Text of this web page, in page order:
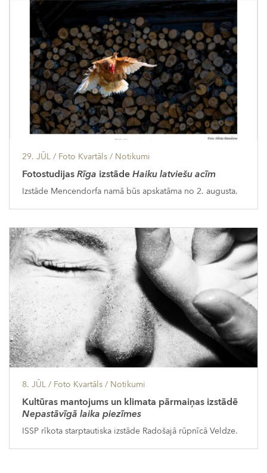
29. JŪL / Foto Kvartāls / Notikumi
FotostudijasRīga izstādeHaiku latviešu acīm
Izstāde Mencendorfa namā būs apskatāma no 2. augusta.
8. JŪL / Foto Kvartāls / Notikumi
Kultūras mantojums un klimata pārmaiņas izstādē
Nepastāvīgā laika piezīmes
ISSP rīkota starptautiska izstāde Radošajā rūpnīcā Veldze.